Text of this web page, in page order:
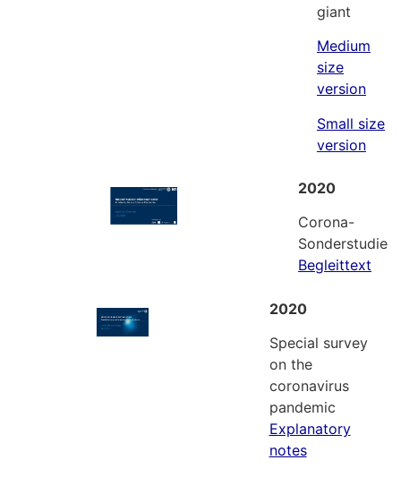
giant
Medium
size
version
Small size
version
2020
Corona-
Sonderstudie
Begleittext
2020
Special survey
on the
coronavirus
pandemic
Explanatory
notes